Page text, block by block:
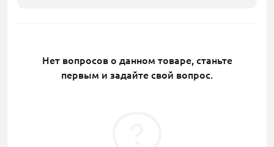
Нет вопросов о данном товаре, станьте
первым и задайте свой вопрос.